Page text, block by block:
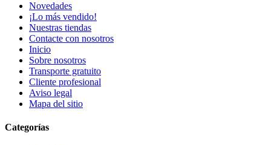
Novedades
¡Lo más vendido!
Nuestras tiendas
Contacte con nosotros
Inicio
Sobre nosotros
Transporte gratuito
Cliente profesional
Aviso legal
Mapa del sitio
Categorías